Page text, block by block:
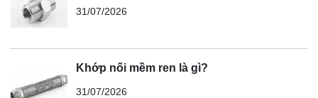
31/07/2026
Khớp nối mềm ren là gì?
31/07/2026